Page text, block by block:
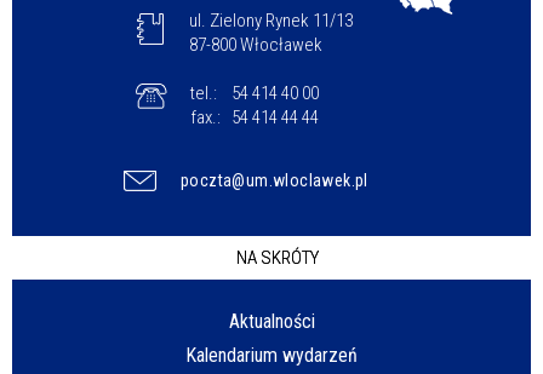
ul. Zielony Rynek 11/13
87-800 Włocławek
tel.:
54 414 40 00
fax.:
54 414 44 44
poczta@um.wloclawek.pl
NA SKRÓTY
Aktualności
Kalendarium wydarzeń